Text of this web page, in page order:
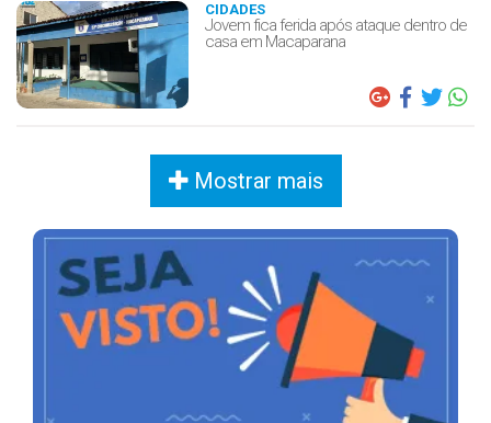
CIDADES
Jovem fica ferida após ataque dentro de
casa em Macaparana
Mostrar mais